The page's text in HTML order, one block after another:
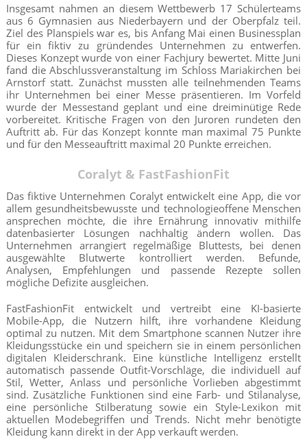
Insgesamt nahmen an diesem Wettbewerb 17 Schülerteams
aus 6 Gymnasien aus Niederbayern und der Oberpfalz teil.
Ziel des Planspiels war es, bis Anfang Mai einen Businessplan
für ein fiktiv zu gründendes Unternehmen zu entwerfen.
Dieses Konzept wurde von einer Fachjury bewertet. Mitte Juni
fand die Abschlussveranstaltung im Schloss Mariakirchen bei
Arnstorf statt. Zunächst mussten alle teilnehmenden Teams
ihr Unternehmen bei einer Messe präsentieren. Im Vorfeld
wurde der Messestand geplant und eine dreiminütige Rede
vorbereitet. Kritische Fragen von den Juroren rundeten den
Auftritt ab. Für das Konzept konnte man maximal 75 Punkte
und für den Messeauftritt maximal 20 Punkte erreichen.
Coralyt & FastFashionFit
Das fiktive Unternehmen Coralyt entwickelt eine App, die vor
allem gesundheitsbewusste und technologieoffene Menschen
ansprechen möchte, die ihre Ernährung innovativ mithilfe
datenbasierter Lösungen nachhaltig ändern wollen. Das
Unternehmen arrangiert regelmäßige Bluttests, bei denen
ausgewählte Blutwerte kontrolliert werden. Befunde,
Analysen, Empfehlungen und passende Rezepte sollen
mögliche Defizite ausgleichen.
FastFashionFit entwickelt und vertreibt eine KI-basierte
Mobile-App, die Nutzern hilft, ihre vorhandene Kleidung
optimal zu nutzen. Mit dem Smartphone scannen Nutzer ihre
Kleidungsstücke ein und speichern sie in einem persönlichen
digitalen Kleiderschrank. Eine künstliche Intelligenz erstellt
automatisch passende Outfit-Vorschläge, die individuell auf
Stil, Wetter, Anlass und persönliche Vorlieben abgestimmt
sind. Zusätzliche Funktionen sind eine Farb- und Stilanalyse,
eine persönliche Stilberatung sowie ein Style-Lexikon mit
aktuellen Modebegriffen und Trends. Nicht mehr benötigte
Kleidung kann direkt in der App verkauft werden.